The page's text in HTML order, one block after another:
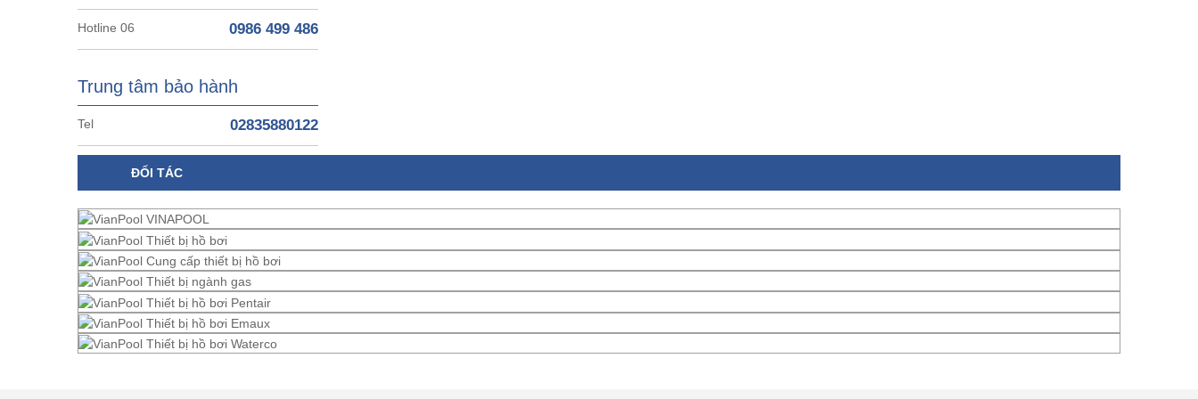
Hotline 06 0986 499 486
Trung tâm bảo hành
Tel 02835880122
ĐỐI TÁC